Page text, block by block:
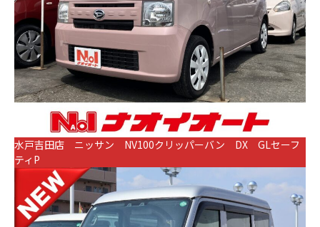
水戸吉田店 ニッサン NV100クリッパーバン DX GLセーフ
ティP